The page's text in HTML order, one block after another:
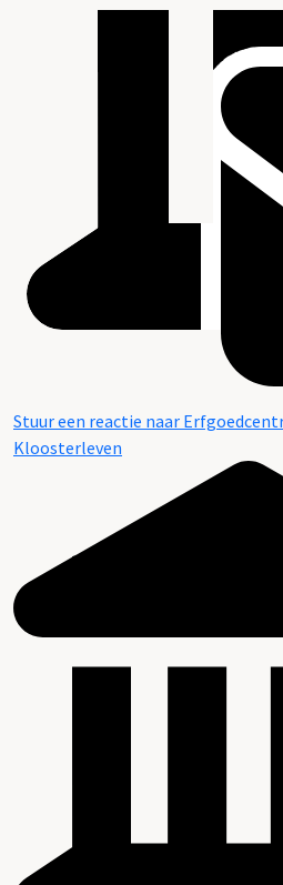
Stuur een reactie naar
Kloosterleven